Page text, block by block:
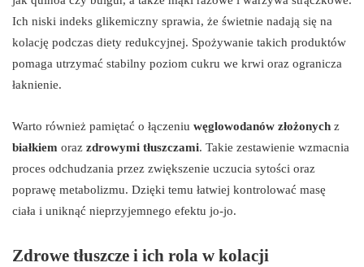
Ich niski indeks glikemiczny sprawia, że świetnie nadają się na
kolację podczas diety redukcyjnej. Spożywanie takich produktów
pomaga utrzymać stabilny poziom cukru we krwi oraz ogranicza
łaknienie.
Warto również pamiętać o łączeniu węglowodanów złożonych z
białkiem oraz zdrowymi tłuszczami. Takie zestawienie wzmacnia
proces odchudzania przez zwiększenie uczucia sytości oraz
poprawę metabolizmu. Dzięki temu łatwiej kontrolować masę
ciała i uniknąć nieprzyjemnego efektu jo-jo.
Zdrowe tłuszcze i ich rola w kolacji